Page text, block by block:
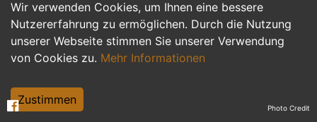
Wir verwenden Cookies, um Ihnen eine bessere
Nutzererfahrung zu ermöglichen. Durch die Nutzung
unserer Webseite stimmen Sie unserer Verwendung
von Cookies zu. Mehr Informationen
Zustimmen
Einkauf, Logistik, Materialwirtschaft
Weiterbildung, Studium, duale Ausbildung
Tourismus
Photo Credit